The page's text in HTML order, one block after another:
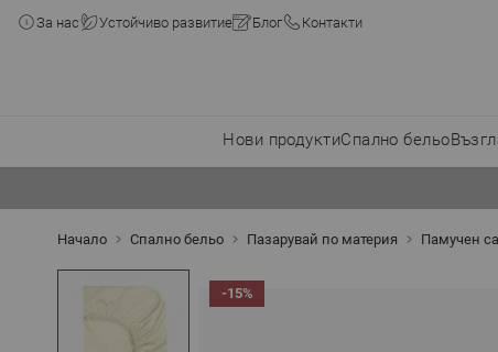
За нас Устойчиво развитие Блог Контакти
Нови продуктиСпално бельо
Начало Спално бельо Пазарувай по материя Памучен
-15%